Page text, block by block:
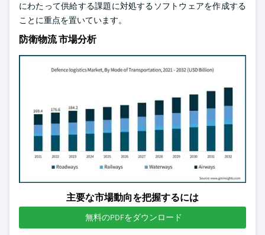
にわたって供給する課題に対処するソフトウェアを作成する
ことに重点を置いています。
防衛物流 市場分析
主要な市場動向を把握するには
無料のPDFをダウンロード